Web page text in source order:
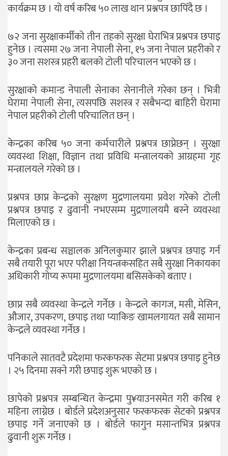
कार्यक्रम छ । यो वर्ष करिब ५० लाख थान प्रश्नपत्र छापिँदै छ ।
७२ जना सुरक्षाकर्मीको तीन तहको सुरक्षा घेराभित्र प्रश्नपत्र छपाइ
हुनेछ । त्यसमा २७ जना नेपाली सेना, १५ जना नेपाल प्रहरीको र
३० जना सशस्त्र प्रहरी बलको टोली परिचालन भएको छ ।
सुरक्षाको कमान्ड नेपाली सेनाका सेनानीले गरेका छन् । भित्री
घेरामा नेपाली सेना, त्यसपछि सशस्त्र र सबैभन्दा बाहिरी घेरामा
नेपाल प्रहरीको टोली परिचालित छन् ।
केन्द्रका करिब ५० जना कर्मचारीले प्रश्नपत्र छाप्नेछन् । सुरक्षा
व्यवस्था शिक्षा, विज्ञान तथा प्रविधि मन्त्रालयको आग्रहमा गृह
मन्त्रालयले गरेको छ ।
प्रश्नपत्र छाप्न केन्द्रको सुरक्षण मुद्रणालयमा प्रवेश गरेको टोली
प्रश्नपत्र छपाइ र ढुवानी नभएसम्म मुद्रणालयमै बस्ने व्यवस्था
मिलाएको छ ।
केन्द्रका प्रबन्ध सञ्चालक अनिलकुमार झाले प्रश्नपत्र छपाइ गर्न
सबै तयारी पूरा भएर परीक्षा नियन्त्रकसहित सबै सुरक्षा निकायका
अधिकारी गोप्य रूपमा मुद्रणालयमा बसिसकेको बताए ।
छाप्न सबै व्यवस्था केन्द्रले गर्नेछ । केन्द्रले कागज, मसी, मेसिन,
औजार, उपकरण, छपाइ तथा प्याकिङ खामलगायत सबै सामान
केन्द्रले व्यवस्था गर्नेछ ।
पनिकाले सातवटै प्रदेशमा फरकफरक सेटमा प्रश्नपत्र छपाइ हुनेछ
। २५ दिनमा सक्ने गरी छपाइ शुरू भएको छ ।
छापेको प्रश्नपत्र सम्बन्धित केन्द्रमा पु¥याउनसमेत गरी करिब १
महिना लाग्नेछ । बोर्डले प्रदेशअनुसार फरकफरक सेटको प्रश्नपत्र
छपाइ गर्ने जनाएको छ । बोर्डले फागुन मसान्तभित्र प्रश्नपत्र
ढुवानी शुरू गर्नेछ ।